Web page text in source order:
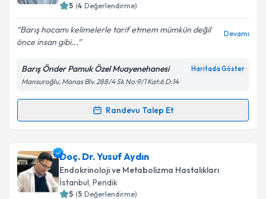
Kişisel verilerimin işlenmesine ilişkin
Aydınlatma
Metni'ni okudum ve kişisel verilerimin belirtilen
kapsamda işlenmesini kabul ediyorum.
5 (4 Değerlendirme)
Barış hocamı kelimelerle tarif etmem mümkün değil
önce insan gibi...
Devamı
Barış Önder Pamuk Özel Muayenehanesi Haritada Göster
Mansuroğlu, Manas Blv. 288/4 Sk No:9/1 Kat:6 D:14
Randevu Talep Et
Randevu Takvimi Talebi
Prof. Dr. Barış Önder Pamuk
talebi oluşturun. Size bu uzmandan randevu almanız
için bir takvim hazırlandığında e-posta ile
bilgilendireceğiz.
Doç. Dr. Yusuf Aydın
Endokrinoloji ve Metabolizma Hastalıkları
İstanbul, Pendik
5 (5 Değerlendirme)